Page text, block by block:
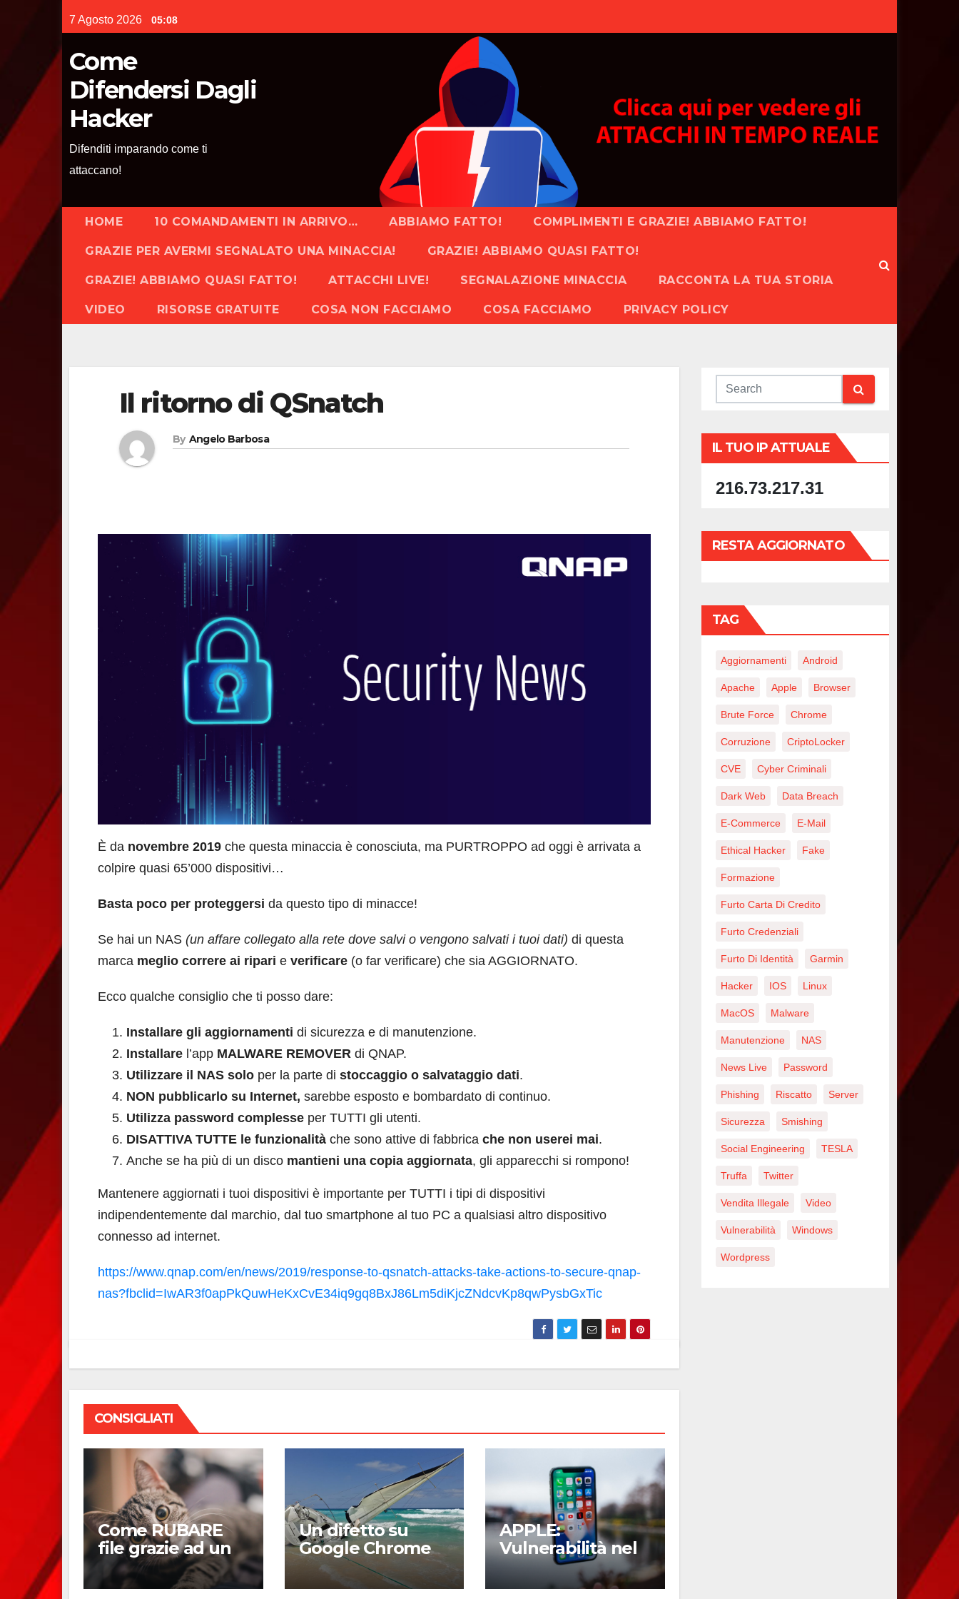
to
content
7 Agosto 2026 05:08
Come
Difendersi Dagli
Hacker
Difenditi imparando come ti
attaccano!
HOME 10 COMANDAMENTI IN ARRIVO… ABBIAMO FATTO! COMPLIMENTI E GRAZIE! ABBIAMO FATTO!
GRAZIE PER AVERMI SEGNALATO UNA MINACCIA! GRAZIE! ABBIAMO QUASI FATTO!
GRAZIE! ABBIAMO QUASI FATTO! ATTACCHI LIVE! SEGNALAZIONE MINACCIA RACCONTA LA TUA STORIA
VIDEO RISORSE GRATUITE COSA NON FACCIAMO COSA FACCIAMO PRIVACY POLICY
Il ritorno di QSnatch
By Angelo Barbosa
È da novembre 2019 che questa minaccia è conosciuta, ma PURTROPPO ad oggi è arrivata a
colpire quasi 65’000 dispositivi…
Basta poco per proteggersi da questo tipo di minacce!
Se hai un NAS (un affare collegato alla rete dove salvi o vengono salvati i tuoi dati) di questa
marca meglio correre ai ripari e verificare (o far verificare) che sia AGGIORNATO.
Ecco qualche consiglio che ti posso dare:
Installare gli aggiornamenti di sicurezza e di manutenzione.
Installare l’app MALWARE REMOVER di QNAP.
Utilizzare il NAS solo per la parte di stoccaggio o salvataggio dati.
NON pubblicarlo su Internet, sarebbe esposto e bombardato di continuo.
Utilizza password complesse per TUTTI gli utenti.
DISATTIVA TUTTE le funzionalità che sono attive di fabbrica che non userei mai.
Anche se ha più di un disco mantieni una copia aggiornata, gli apparecchi si rompono!
Mantenere aggiornati i tuoi dispositivi è importante per TUTTI i tipi di dispositivi
indipendentemente dal marchio, dal tuo smartphone al tuo PC a qualsiasi altro dispositivo
connesso ad internet.
https://www.qnap.com/en/news/2019/response-to-qsnatch-attacks-take-actions-to-secure-qnap-
nas?fbclid=IwAR3f0apPkQuwHeKxCvE34iq9gq8BxJ86Lm5diKjcZNdcvKp8qwPysbGxTic
CONSIGLIATI
Come RUBARE
file grazie ad un
gattino ad un
possessore di
Un difetto su
Google Chrome
espone milioni di
utenti ad attacchi
APPLE:
Vulnerabilità nel
nuovo TouchID
mette in
IL TUO IP ATTUALE
216.73.217.31
RESTA AGGIORNATO
TAG
Aggiornamenti Android
Apache Apple Browser
Brute Force Chrome
Corruzione CriptoLocker
CVE Cyber Criminali
Dark Web Data Breach
E-Commerce E-Mail
Ethical Hacker Fake
Formazione
Furto Carta Di Credito
Furto Credenziali
Furto Di Identità Garmin
Hacker IOS Linux
MacOS Malware
Manutenzione NAS
News Live Password
Phishing Riscatto Server
Sicurezza Smishing
Social Engineering TESLA
Truffa Twitter
Vendita Illegale Video
Vulnerabilità Windows
Wordpress